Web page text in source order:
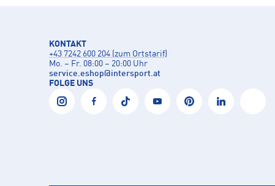
KONTAKT
+43 7242 600 204 (zum Ortstarif)
Mo. – Fr. 08:00 – 20:00 Uhr
service.eshop@intersport.at
FOLGE UNS